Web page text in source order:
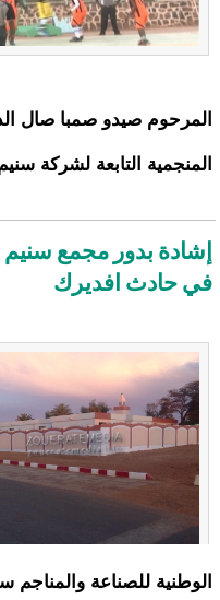
المرحوم صيدو صمبا صال
المنجمية التابعة لشركة
إشادة بدور مجمع
في حادث افديرك
الوطنية للصناعة